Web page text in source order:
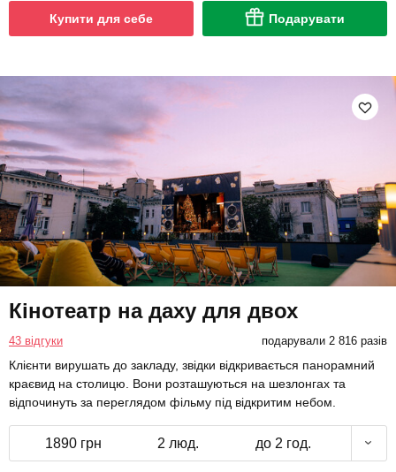
Купити для себе Подарувати
Кінотеатр на даху для двох
43 відгуки подарували 2 816 разів
Клієнти вирушать до закладу, звідки відкривається панорамний
краєвид на столицю. Вони розташуються на шезлонгах та
відпочинуть за переглядом фільму під відкритим небом.
1890 грн 2 люд. до 2 год.